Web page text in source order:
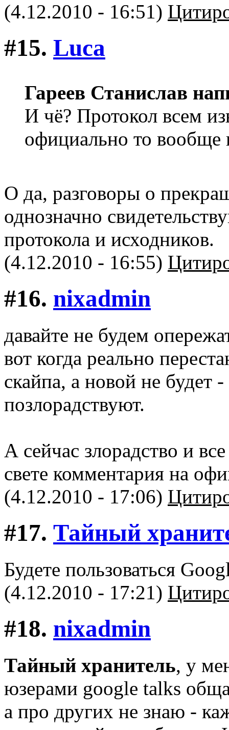
(4.12.2010 - 16:51)
#15. Luca
Гареев Станислав
И чё? Протокол всем
официально то вообще
О да, разговоры о
однозначно
протокола и исходников.
(4.12.2010 - 16:55)
#16. nixadmin
давайте не будем
вот когда реально
скайпа, а новой не будет
позлорадствуют.
А сейчас злорадство и
свете комментария на
(4.12.2010 - 17:06)
#17. Тайный
Будете пользоваться
(4.12.2010 - 17:21)
#18. nixadmin
Тайный хранитель, у
юзерами google talks
а про других не знаю -